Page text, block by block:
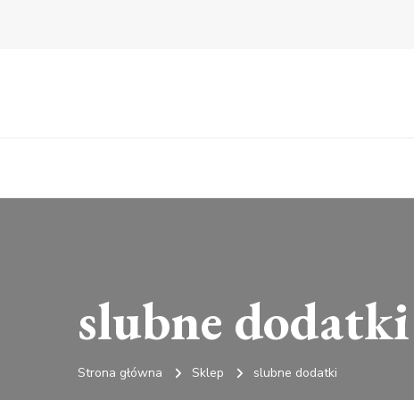
slubne dodatki
Strona główna Sklep slubne dodatki